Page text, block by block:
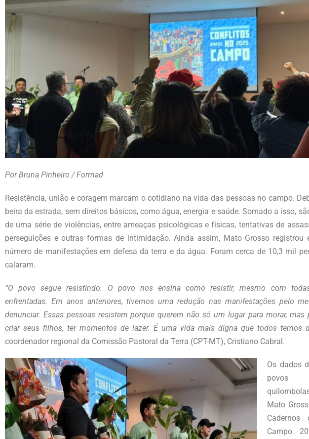
Por Bruna Pinheiro / Formad
Resistência, união e coragem marcam o cotidiano na vida das pessoas no campo.
beira da estrada, sem direitos básicos, como água, energia e saúde. Somado a isso,
de uma série de violências, entre ameaças psicológicas e físicas, tentativas de
perseguições e outras formas de intimidação. Ainda assim, Mato Grosso registrou
número de manifestações em defesa da terra e da água. Foram cerca de 10,3 mil
calaram.
“O povo segue resistindo. O povo nos ensina como resistir, mesmo com
enfrentadas. Em anos anteriores, tivemos uma redução nas manifestações pelo
denunciar. Essas pessoas resistem porque querem não só um lugar para morar, mas
criar seus filhos, ter momentos de lazer. É uma vida mais digna que todos temos
coordenador regional da Comissão Pastoral da Terra (CPT-MT), Cristiano Cabral.
Os dados
povos
Mato
Campo